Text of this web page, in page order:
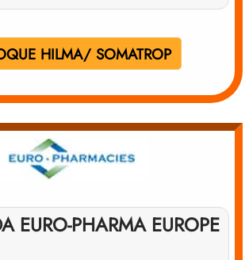
HILMA/ SOMATROP
EURO-PHARMA EUROPE